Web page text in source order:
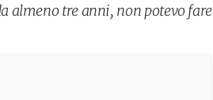
almeno tre anni, non potevo fare